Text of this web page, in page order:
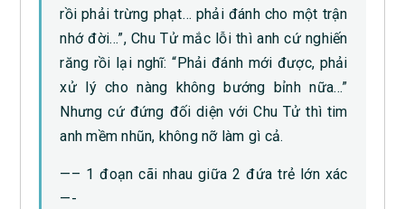
rồi phải trừng phạt… phải đánh cho một trận
nhớ đời…”, Chu Tử mắc lỗi thì anh cứ nghiến
răng rồi lại nghĩ: “Phải đánh mới được, phải
xử lý cho nàng không bướng bỉnh nữa…”
Nhưng cứ đứng đối diện với Chu Tử thì tim
anh mềm nhũn, không nỡ làm gì cả.
—– 1 đoạn cãi nhau giữa 2 đứa trẻ lớn xác
—-